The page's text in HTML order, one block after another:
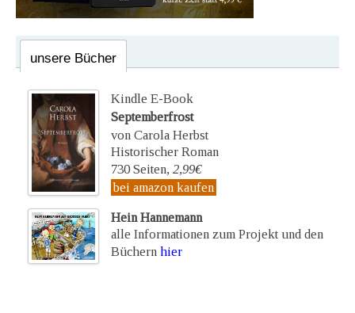
unsere Bücher
Kindle E-Book
Septemberfrost
von Carola Herbst
Historischer Roman
730 Seiten, 2,99€
bei amazon kaufen
Hein Hannemann
alle Informationen zum Projekt und den
Büchern hier